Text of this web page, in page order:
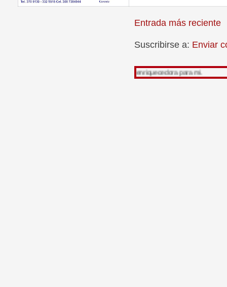
Entrada más reciente
Suscribirse a: Enviar
mi trabajo, su opinión es muy enriquecedora para mi.